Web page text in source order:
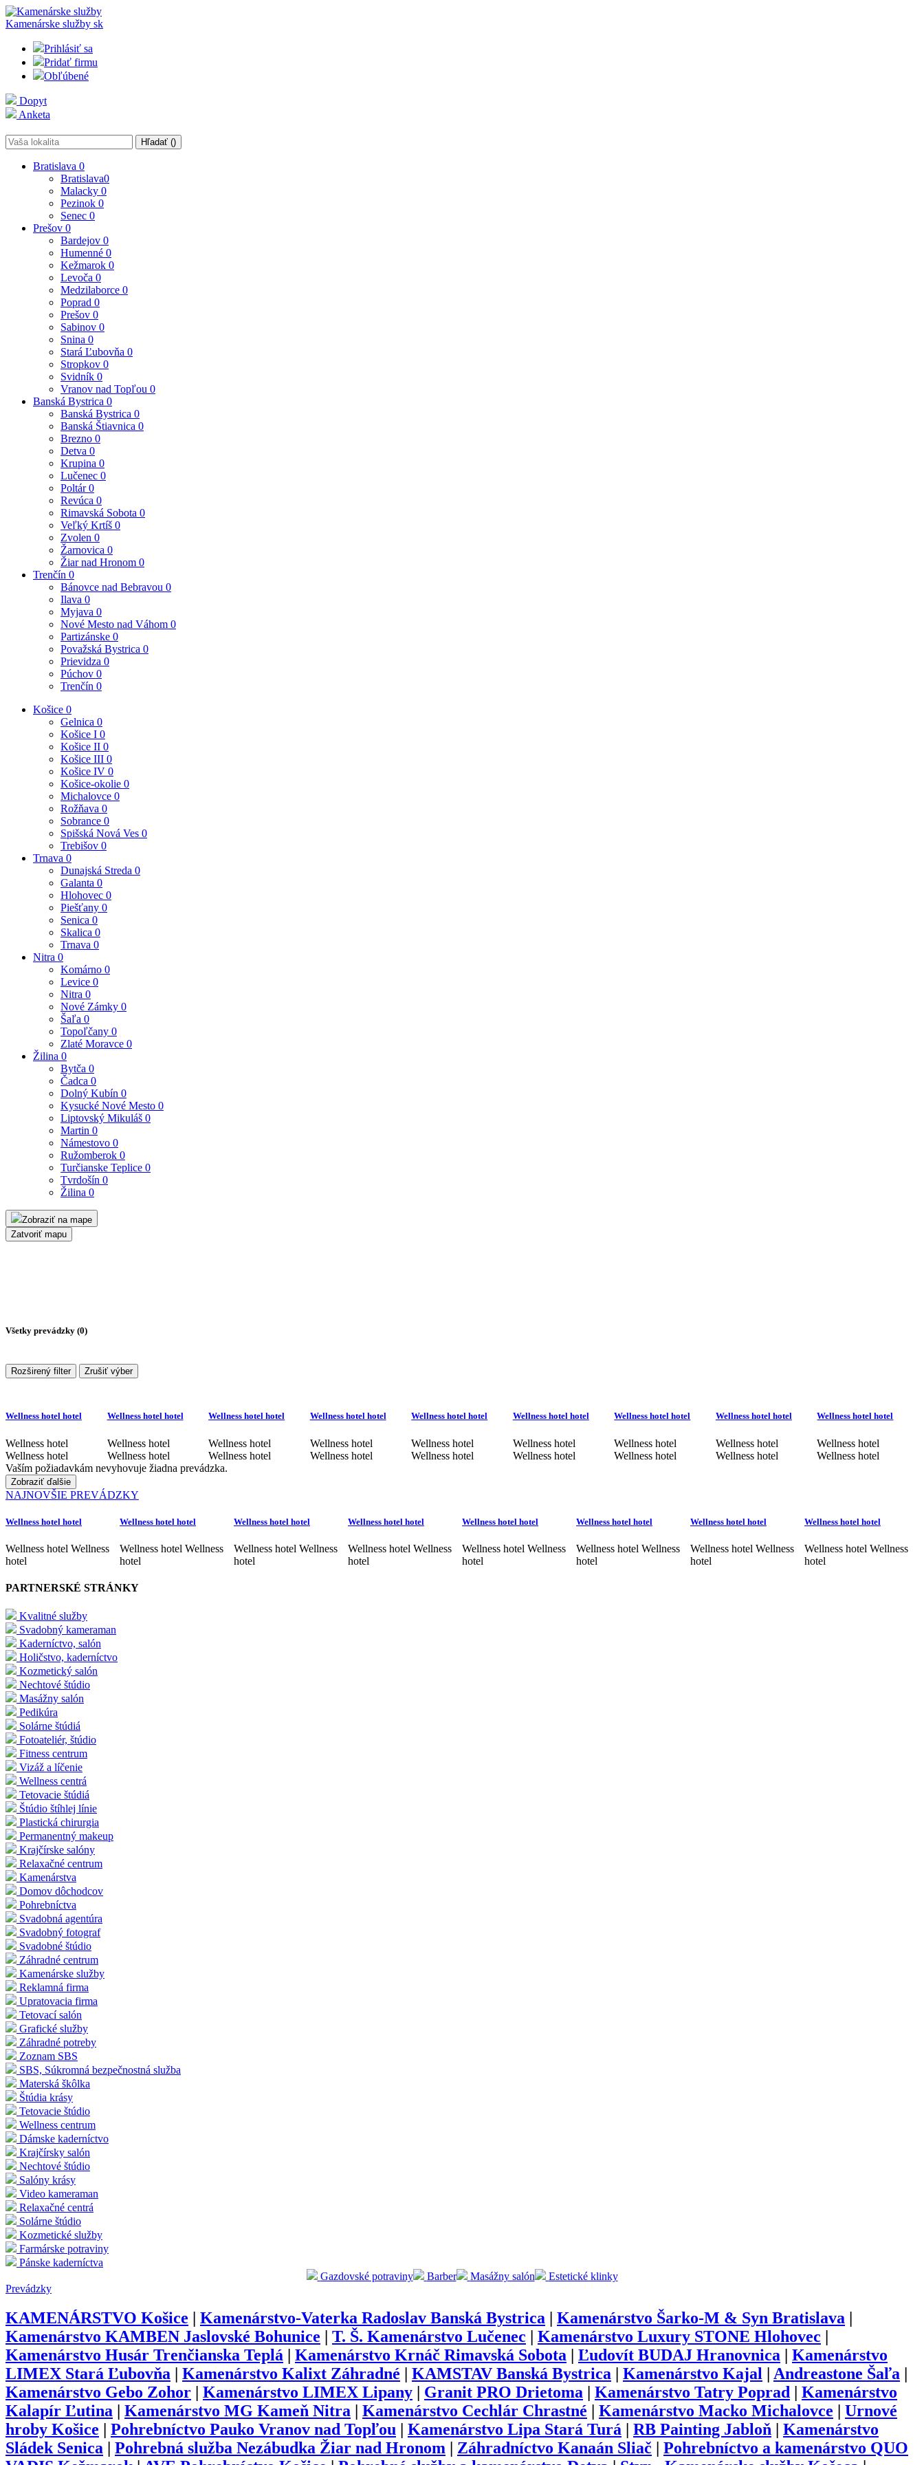
Kamenárske služby sk
Prihlásiť sa
Pridať firmu
Obľúbené
Dopyt
Anketa
Hľadať ()
Bratislava 0
Bratislava0
Malacky 0
Pezinok 0
Senec 0
Prešov 0
Bardejov 0
Humenné 0
Kežmarok 0
Levoča 0
Medzilaborce 0
Poprad 0
Prešov 0
Sabinov 0
Snina 0
Stará Ľubovňa 0
Stropkov 0
Svidník 0
Vranov nad Topľou 0
Banská Bystrica 0
Banská Bystrica 0
Banská Štiavnica 0
Brezno 0
Detva 0
Krupina 0
Lučenec 0
Poltár0
Revúca 0
Rimavská Sobota 0
Veľký Krtíš 0
Zvolen 0
Žarnovica 0
Žiar nad Hronom 0
Trenčín 0
Bánovce nad Bebravou 0
Ilava 0
Myjava 0
Nové Mesto nad Váhom 0
Partizánske 0
Považská Bystrica 0
Prievidza 0
Púchov 0
Trenčín 0
Košice 0
Gelnica 0
Košice I 0
Košice II 0
Košice III 0
Košice IV 0
Košice-okolie 0
Michalovce 0
Rožňava 0
Sobrance 0
Spišská Nová Ves 0
Trebišov 0
Trnava 0
Dunajská Streda 0
Galanta 0
Hlohovec 0
Piešťany 0
Senica 0
Skalica 0
Trnava 0
Nitra 0
Komárno 0
Levice 0
Nitra 0
Nové Zámky 0
Šaľa 0
Topoľčany 0
Zlaté Moravce 0
Žilina 0
Bytča 0
Čadca 0
Dolný Kubín 0
Kysucké Nové Mesto 0
Liptovský Mikuláš 0
Martin 0
Námestovo 0
Ružomberok 0
Turčianske Teplice 0
Tvrdošín 0
Žilina 0
Zobraziť na mape
Zatvoriť mapu
Všetky prevádzky (0)
Rozširený filter Zrušiť výber
Wellness hotel hotel
Wellness hotel
Wellness hotel
Wellness hotel hotel
Wellness hotel
Wellness hotel
Wellness hotel hotel
Wellness hotel
Wellness hotel
Wellness hotel hotel
Wellness hotel
Wellness hotel
Wellness hotel hotel
Wellness hotel
Wellness hotel
Wellness hotel hotel
Wellness hotel
Wellness hotel
Wellness hotel hotel
Wellness hotel
Wellness hotel
Wellness hotel hotel
Wellness hotel
Wellness hotel
Wellness hotel hotel
Wellness hotel
Wellness hotel
Vaším požiadavkám nevyhovuje žiadna prevádzka.
Zobraziť ďalšie
NAJNOVŠIE PREVÁDZKY
Wellness hotel hotel
Wellness hotel Wellness
hotel
Wellness hotel hotel
Wellness hotel Wellness
hotel
Wellness hotel hotel
Wellness hotel Wellness
hotel
Wellness hotel hotel
Wellness hotel Wellness
hotel
Wellness hotel hotel
Wellness hotel Wellness
hotel
Wellness hotel hotel
Wellness hotel Wellness
hotel
Wellness hotel hotel
Wellness hotel Wellness
hotel
Wellness hotel hotel
Wellness hotel Wellness
hotel
PARTNERSKÉ STRÁNKY
Kvalitné služby
Svadobný kameraman
Kaderníctvo, salón
Holičstvo, kaderníctvo
Kozmetický salón
Nechtové štúdio
Masážny salón
Pedikúra
Solárne štúdiá
Fotoateliér, štúdio
Fitness centrum
Vizáž a líčenie
Wellness centrá
Tetovacie štúdiá
Štúdio štíhlej línie
Plastická chirurgia
Permanentný makeup
Krajčírske salóny
Relaxačné centrum
Kamenárstva
Domov dôchodcov
Pohrebníctva
Svadobná agentúra
Svadobný fotograf
Svadobné štúdio
Záhradné centrum
Kamenárske služby
Reklamná firma
Upratovacia firma
Tetovací salón
Grafické služby
Záhradné potreby
Zoznam SBS
SBS, Súkromná bezpečnostná služba
Materská škôlka
Štúdia krásy
Tetovacie štúdio
Wellness centrum
Dámske kaderníctvo
Krajčírsky salón
Nechtové štúdio
Salóny krásy
Video kameraman
Relaxačné centrá
Solárne štúdio
Kozmetické služby
Farmárske potraviny
Pánske kaderníctva
Gazdovské potraviny
Barber Masážny salón
Estetické klinky
Prevádzky
KAMENÁRSTVO Košice Kamenárstvo-Vaterka Radoslav Banská Bystrica Kamenárstvo Šarko-M & Syn Bratislava
Kamenárstvo KAMBEN Jaslovské Bohunice
T. Š. Kamenárstvo Lučenec Kamenárstvo Luxury STONE Hlohovec
Kamenárstvo Husár Trenčianska Teplá
Kamenárstvo Krnáč Rimavská Sobota Ľudovít BUDAJ Hranovnica
Kamenárstvo
LIMEX Stará Ľubovňa
Kamenárstvo Kalixt Záhradné KAMSTAV Banská Bystrica Kamenárstvo Kajal Andreastone Šaľa
Kamenárstvo Gebo Zohor
Kamenárstvo LIMEX Lipany Granit PRO Drietoma Kamenárstvo Tatry Poprad
Kamenárstvo
Kalapír Ľutina
Kamenárstvo MG Kameň Nitra Kamenárstvo Cechlár Chrastné Kamenárstvo Macko Michalovce
Urnové
hroby Košice
Pohrebníctvo Pauko Vranov nad Topľou Kamenárstvo Lipa Stará Turá RB Painting Jabloň
Kamenárstvo
Sládek Senica
Pohrebná služba Nezábudka Žiar nad Hronom Záhradníctvo Kanaán Sliač
Pohrebníctvo a kamenárstvo QUO